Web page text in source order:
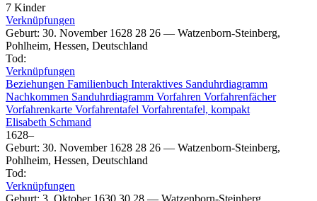
7 Kinder
Verknüpfungen
Geburt: 30. November 1628 28 26 — Watzenborn-Steinberg,
Pohlheim, Hessen, Deutschland
Tod:
Verknüpfungen
Beziehungen Familienbuch Interaktives Sanduhrdiagramm
Nachkommen Sanduhrdiagramm Vorfahren Vorfahrenfächer
Vorfahrenkarte Vorfahrentafel Vorfahrentafel, kompakt
Elisabeth Schmand
1628–
Geburt: 30. November 1628 28 26 — Watzenborn-Steinberg,
Pohlheim, Hessen, Deutschland
Tod:
Verknüpfungen
Geburt: 3. Oktober 1630 30 28 — Watzenborn-Steinberg,